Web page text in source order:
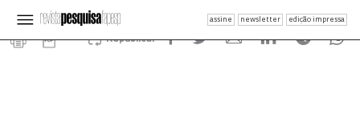
assine newsletter edição impressa
Republicar